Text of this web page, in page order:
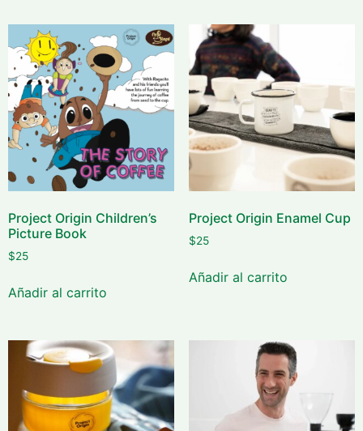
Project Origin Children’s
Picture Book
$25
Añadir al carrito
Project Origin Enamel Cup
$25
Añadir al carrito